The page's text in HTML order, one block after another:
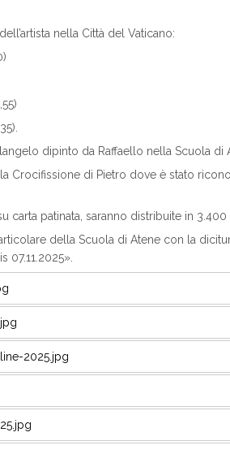
nella Città del Vaticano:
dipinto da Raffaello nella Scuola di
Crocifissione di Pietro dove è stato
carta patinata, saranno distribuite in 3.400
della Scuola di Atene con la
07.11.2025».